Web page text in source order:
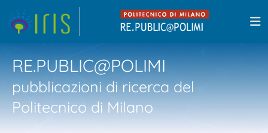
RE.PUBLIC@POLIMI
pubblicazioni di ricerca del
Politecnico di Milano